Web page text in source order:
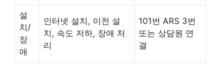
설
치/
장
애
인터넷 설치, 이전 설
치, 속도 저하, 장애 처
리
101번 ARS 3번
또는 상담원 연
결